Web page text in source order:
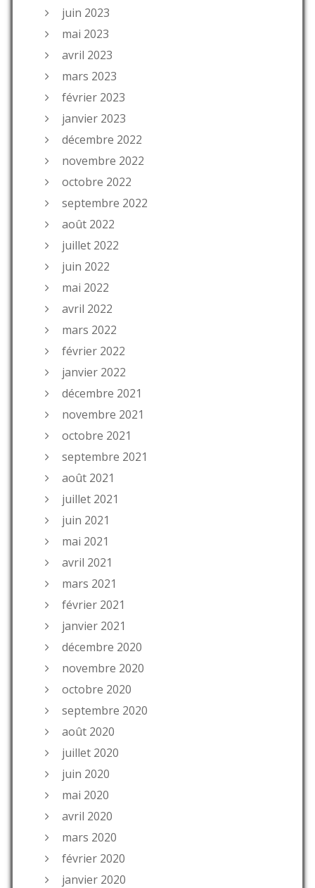
juin 2023
mai 2023
avril 2023
mars 2023
février 2023
janvier 2023
décembre 2022
novembre 2022
octobre 2022
septembre 2022
août 2022
juillet 2022
juin 2022
mai 2022
avril 2022
mars 2022
février 2022
janvier 2022
décembre 2021
novembre 2021
octobre 2021
septembre 2021
août 2021
juillet 2021
juin 2021
mai 2021
avril 2021
mars 2021
février 2021
janvier 2021
décembre 2020
novembre 2020
octobre 2020
septembre 2020
août 2020
juillet 2020
juin 2020
mai 2020
avril 2020
mars 2020
février 2020
janvier 2020